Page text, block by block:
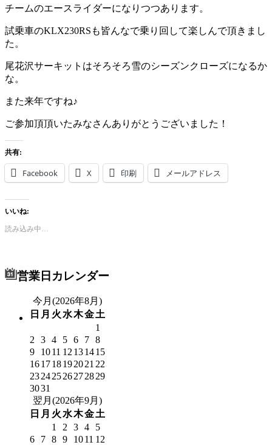
チームのエースライダーになりつつあります。
試乗車のKLX230RSも皆んなで乗り回して楽しんで頂きまし
た。
尾花沢サーキットはそろそろ雪のシーズンクローズになるか
な。
また来年ですね♪
ご参加頂頂いたみなさんありがとうございました！
共有:
Facebook X 印刷 メールアドレス
いいね:
読み込み中…
営業日カレンダー
今月(2026年8月)
日 月 火 水木金土
1
2
3 4 5 6 7 8
9
1011 12 131415
161718192021 22
23242526272829
3031
翌月(2026年9月)
日 月 火 水木金土
1
2 3 4
5
6
7 8 9 1011 12